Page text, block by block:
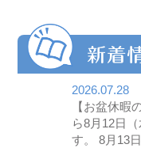
2026.07.28
【お盆休暇
ら8月12日
す。 8月13